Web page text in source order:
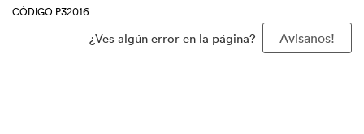
CÓDIGO P32016
¿Ves algún error en la página? Avisanos!